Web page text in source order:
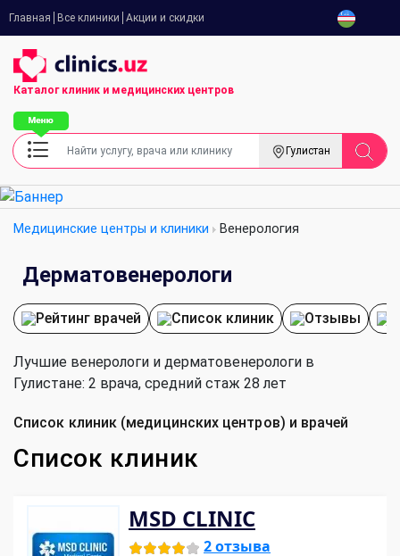
Главная Все клиники Акции и скидки
Каталог клиник и медицинских центров
Гулистан
Медицинские центры и клиники Венерология
Дерматовенерологи
Рейтинг врачей Список клиник Отзывы
Лучшие венерологи и дерматовенерологи в
Гулистане: 2 врача, cредний стаж 28 лет
Список клиник (медицинских центров) и врачей
Список клиник
MSD CLINIC
2 отзыва